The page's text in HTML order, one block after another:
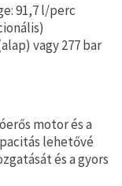
91,7 l/perc
vagy 277 bar
motor és a
lehetővé
és a gyors